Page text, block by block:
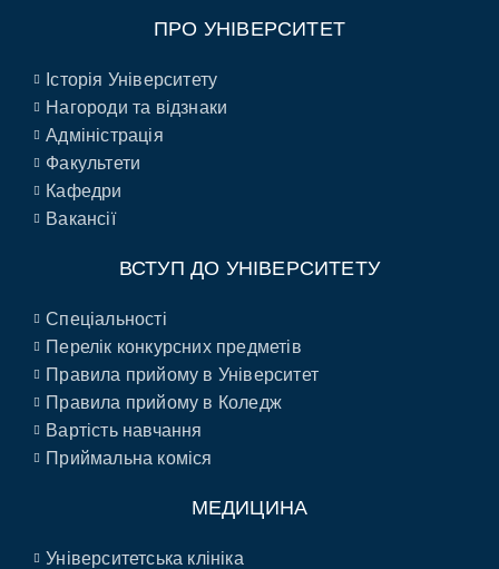
ПРО УНІВЕРСИТЕТ
Історія Університету
Нагороди та відзнаки
Адміністрація
Факультети
Кафедри
Вакансії
ВСТУП ДО УНІВЕРСИТЕТУ
Спеціальності
Перелік конкурсних предметів
Правила прийому в Університет
Правила прийому в Коледж
Вартість навчання
Приймальна коміся
МЕДИЦИНА
Університетська клініка